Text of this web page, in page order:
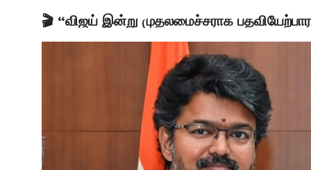
LATEST
🎬 “விஜய் இன்று முதலமைச்சராக